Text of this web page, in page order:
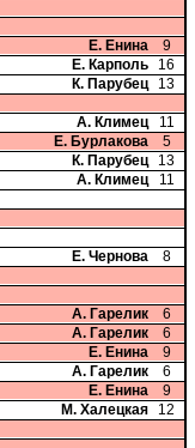
Е. Енина
9
Е. Карполь
16
К. Парубец
13
А. Климец
11
Е. Бурлакова
5
К. Парубец
13
А. Климец
11
Е. Чернова
8
А. Гарелик
6
А. Гарелик
6
Е. Енина
9
А. Гарелик
6
Е. Енина
9
М. Халецкая
12